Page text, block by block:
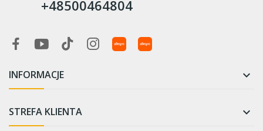
+48500464804
INFORMACJE 
STREFA KLIENTA 